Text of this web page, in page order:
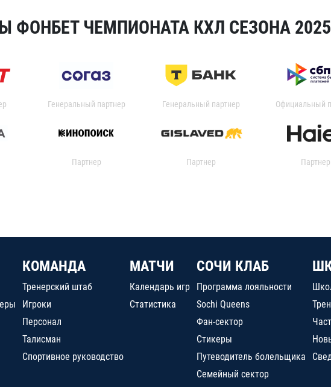
ФОНБЕТ ЧЕМПИОНАТА КХЛ СЕЗОНА
Генеральный партнер Генеральный партнер Официальный
Партнер Партнер Партнер
КОМАНДА
Тренерский штаб
Игроки
Персонал
Талисман
Спортивное руководство
МАТЧИ
Календарь игр
Статистика
СОЧИ КЛАБ
Программа лояльности
Sochi Queens
Фан-сектор
Стикеры
Путеводитель болельщика
Семейный сектор